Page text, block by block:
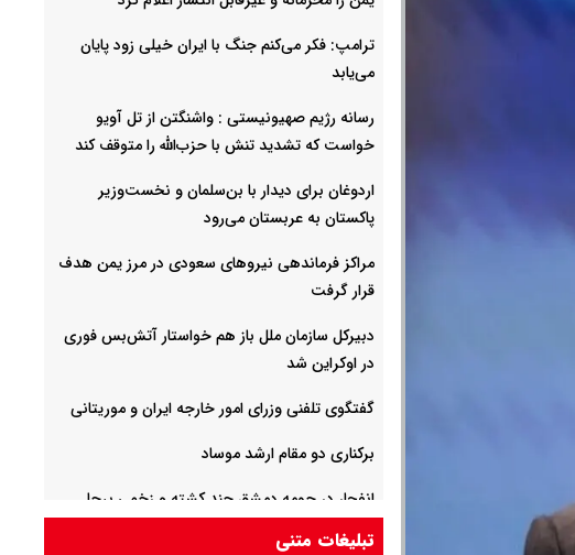
ترامپ: فکر می‌کنم جنگ با ایران خیلی زود پایان
می‌یابد
رسانه رژیم صهیونیستی : واشنگتن از تل آویو
خواست که تشدید تنش با حزب‌الله را متوقف کند
اردوغان برای دیدار با بن‌سلمان و نخست‌وزیر
پاکستان به عربستان می‌رود
مراکز فرماندهی نیروهای سعودی در مرز یمن هدف
قرار گرفت
دبیرکل سازمان ملل باز هم خواستار آتش‌بس فوری
در اوکراین شد
گفتگوی تلفنی وزرای امور خارجه ایران و موریتانی
برکناری دو مقام ارشد موساد
انفجار در حومه دمشق چند کشته و زخمی برجا
گذاشت
تبلیغات متنی